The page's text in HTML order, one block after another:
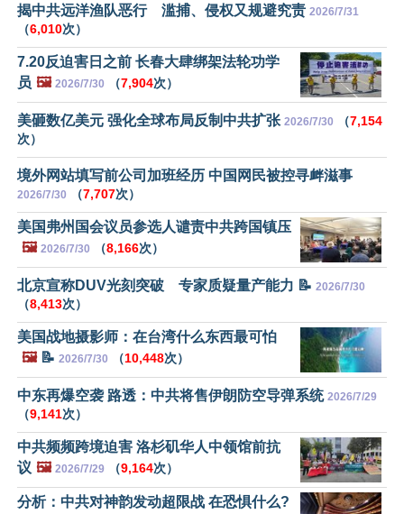
揭中共远洋渔队恶行 滥捕、侵权又规避究责 2026/7/31
（6,010次）
7.20反迫害日之前 长春大肆绑架法轮功学
员 🖼️ 2026/7/30 （7,904次）
美砸数亿美元 强化全球布局反制中共扩张 2026/7/30 （7,154
次）
境外网站填写前公司加班经历 中国网民被控寻衅滋事
2026/7/30 （7,707次）
美国弗州国会议员参选人谴责中共跨国镇压
🖼️ 2026/7/30 （8,166次）
北京宣称DUV光刻突破 专家质疑量产能力 📝 2026/7/30
（8,413次）
美国战地摄影师：在台湾什么东西最可怕
🖼️📝 2026/7/30 （10,448次）
中东再爆空袭 路透：中共将售伊朗防空导弹系统 2026/7/29
（9,141次）
中共频频跨境迫害 洛杉矶华人中领馆前抗
议 🖼️ 2026/7/29 （9,164次）
分析：中共对神韵发动超限战 在恐惧什么?